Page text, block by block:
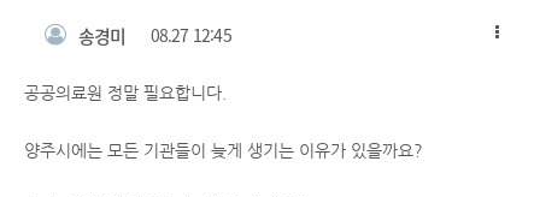
송경미 08.27 12:45
공공의료원 정말 필요합니다.
양주시에는 모든 기관들이 늦게 생기는 이유가 있을까요?